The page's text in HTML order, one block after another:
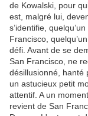
de Kowalski, pour
est, malgré lui,
s’identifie,
Francisco,
défi. Avant de se
San Francisco, ne
désillusionné, hanté
un astucieux petit
attentif. A un
revient de San